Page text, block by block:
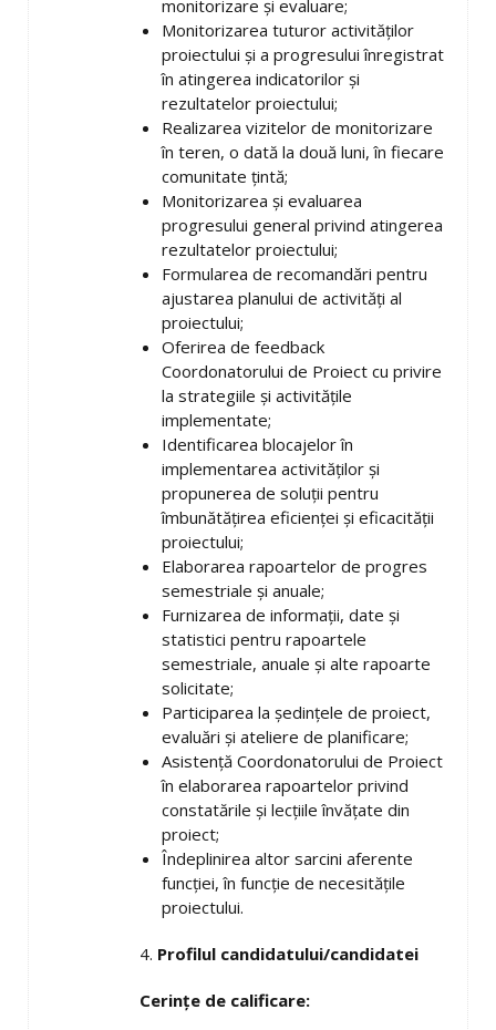
monitorizare și evaluare;
Monitorizarea tuturor activităților
proiectului și a progresului înregistrat
în atingerea indicatorilor și
rezultatelor proiectului;
Realizarea vizitelor de monitorizare
în teren, o dată la două luni, în fiecare
comunitate țintă;
Monitorizarea și evaluarea
progresului general privind atingerea
rezultatelor proiectului;
Formularea de recomandări pentru
ajustarea planului de activități al
proiectului;
Oferirea de feedback
Coordonatorului de Proiect cu privire
la strategiile și activitățile
implementate;
Identificarea blocajelor în
implementarea activităților și
propunerea de soluții pentru
îmbunătățirea eficienței și eficacității
proiectului;
Elaborarea rapoartelor de progres
semestriale și anuale;
Furnizarea de informații, date și
statistici pentru rapoartele
semestriale, anuale și alte rapoarte
solicitate;
Participarea la ședințele de proiect,
evaluări și ateliere de planificare;
Asistență Coordonatorului de Proiect
în elaborarea rapoartelor privind
constatările și lecțiile învățate din
proiect;
Îndeplinirea altor sarcini aferente
funcției, în funcție de necesitățile
proiectului.
4. Profilul candidatului/candidatei
Cerințe de calificare: